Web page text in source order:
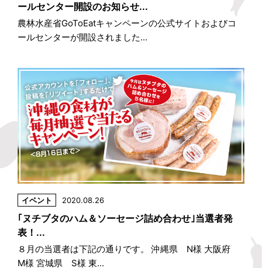
ールセンター開設のお知らせ...
農林水産省GoToEatキャンペーンの公式サイトおよびコ
ールセンターが開設されました...
イベント 2020.08.26
｢ヌチブタのハム＆ソーセージ詰め合わせ｣当選者発
表！...
８月の当選者は下記の通りです。 沖縄県 N様 大阪府
M様 宮城県 S様 東...